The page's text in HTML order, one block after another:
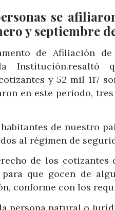
se
y septiembre
de Afiliación
la
y 52 mil 117
en este periodo,
de nuestro
al régimen de
de los
para que gocen de
conforme con los
persona natural o